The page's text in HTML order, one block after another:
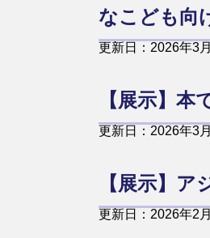
なこども向
更新日：2026年3
【展示】
更新日：2026年3
【展示】ア
更新日：2026年2